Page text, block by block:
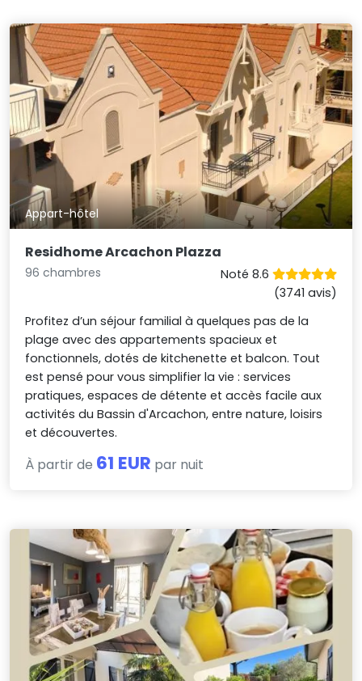
Appart-hôtel
Residhome Arcachon Plazza
96 chambres
Noté 8.6
(3741 avis)
Profitez d’un séjour familial à quelques pas de la
plage avec des appartements spacieux et
fonctionnels, dotés de kitchenette et balcon. Tout
est pensé pour vous simplifier la vie : services
pratiques, espaces de détente et accès facile aux
activités du Bassin d'Arcachon, entre nature, loisirs
et découvertes.
À partir de 61 EUR par nuit